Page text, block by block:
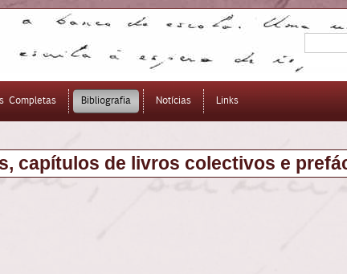
Completas Bibliografia Notícias Links
capítulos de livros colectivos e